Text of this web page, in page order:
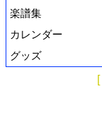
楽譜集
カレンダー
グッズ
[